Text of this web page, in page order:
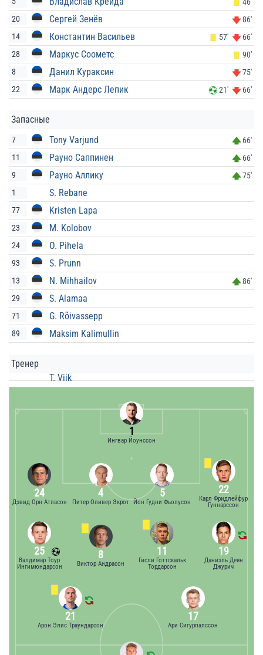
20
Сергей Зенёв
86'
14
Константин Васильев 57'
66'
28
Маркус Соометс
90'
8
Данил Кураксин
75'
22
Марк Андерс Лепик 21' 66'
Запасные
7 Tony Varjund
66'
11
Рауно Саппинен
66'
9
Рауно Аллику
75'
1
S. Rebane
77 Kristen Lapa
23 M. Kolobov
24 O. Pihela
93 S. Prunn
13 N. Mihhailov
86'
29
S. Alamaa
71 G. Rõivassepp
89 Maksim Kalimullin
Тренер
T. Viik
1
Ингвар Йоунссон
22
Карл Фридлейфур
Гуннарссон
5
Йон Гудни Фьолусон
4
Питер Оливер Экрот
24
Дэвид Орн Атласон
19
Даниэль Деян
Джурич
11
Гисли Готтскальк
Тордарсон
8
Виктор Андрасон
25
Валдимар Тоур
Ингимюндарсон
17
Ари Сигурпалссон
21
Арон Элис Траундарсон